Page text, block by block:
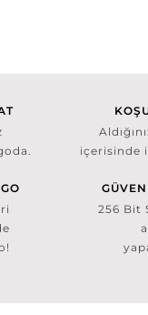
içerisinde
256 Bit